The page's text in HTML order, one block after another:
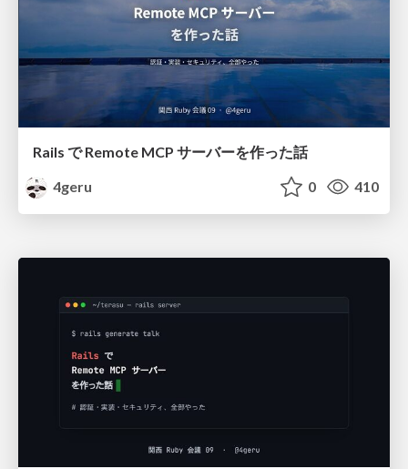
Rails で Remote MCP サーバーを作った話
4geru
0 410